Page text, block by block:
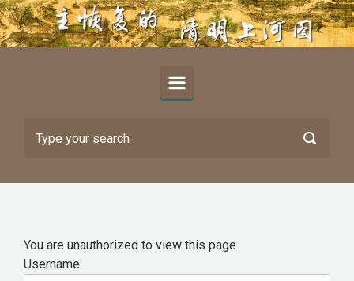
Skip to main content
You are unauthorized to view this page.
Username